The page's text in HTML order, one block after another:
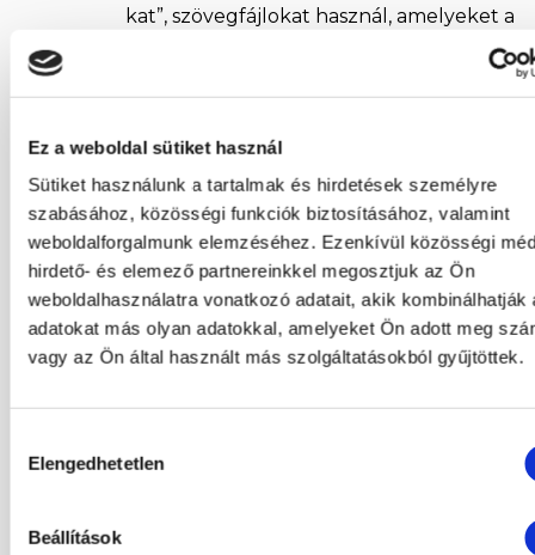
Ez a weboldal sütiket használ
Sütiket használunk a tartalmak és hirdetések személyre
szabásához, közösségi funkciók biztosításához, valamint
weboldalforgalmunk elemzéséhez. Ezenkívül közösségi
hirdető- és elemező partnereinkkel megosztjuk az Ön
weboldalhasználatra vonatkozó adatait, akik kombinálhatják
adatokat más olyan adatokkal, amelyeket Ön adott meg
vagy az Ön által használt más szolgáltatásokból gyűjtöttek.
kiválasztása
Elengedhetetlen
Beállítások
kat”, szövegfájlokat használ, amelyeket a
számítógépére mentenek, így elősegítik
kapcsolatos cookie-kkal létrehozott
információk rendszerint a Google egyik
USA-beli szerverére kerülnek és
tárolódnak. Az IP-anonimizálás weboldali
aktiválásával a Google a Felhasználó IP-
címét az Európai Unió tagállamain belül
vagy az Európai Gazdasági Térségről
szóló megállapodásban részes más